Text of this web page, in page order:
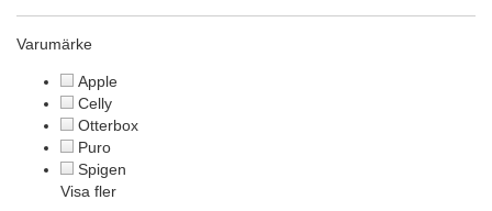
Varumärke
Apple
Celly
Otterbox
Puro
Spigen
Visa fler